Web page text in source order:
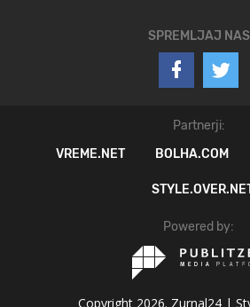
SPREMLJAJ NAS
Partnerji:
VREME.NET
BOLHA.COM
Powered by:
Copyright 2026. Zurnal24 |